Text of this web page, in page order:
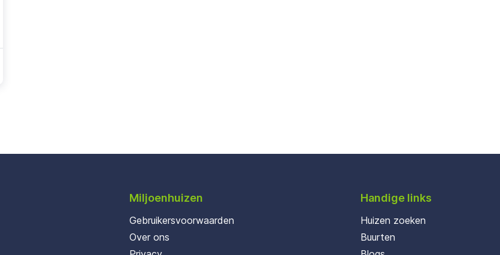
Miljoenhuizen
Gebruikersvoorwaarden
Over ons
Handige links
Huizen zoeken
Buurten